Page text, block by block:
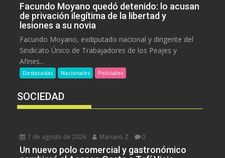
Facundo Moyano quedó detenido: lo acusan
de privación ilegítima de la libertad y
lesiones a su novia
Facundo Moyano, exdiputado nacional y dirigente del
Sindicato Único de Trabajadores de los Peajes y
Afines...
Destacadas Nacionales Policiales
SOCIEDAD
7 de agosto de 2026 Mariano Z 0
Un nuevo polo comercial y gastronómico